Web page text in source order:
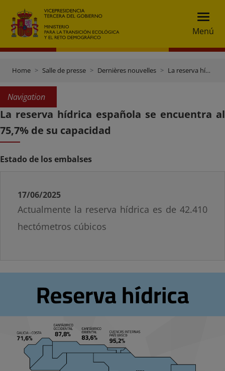
Menú
Home Salle de presse Dernières nouvelles La reserva hídrica española se encuentra al 75,7% de su capacidad
Navigation
La reserva hídrica española se encuentra al
75,7% de su capacidad
Estado de los embalses
17/06/2025
Actualmente la reserva hídrica es de 42.410
hectómetros cúbicos